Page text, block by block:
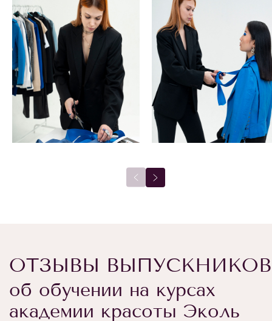
ОТЗЫВЫ ВЫПУСКНИКОВ
об обучении на курсах
академии красоты Эколь